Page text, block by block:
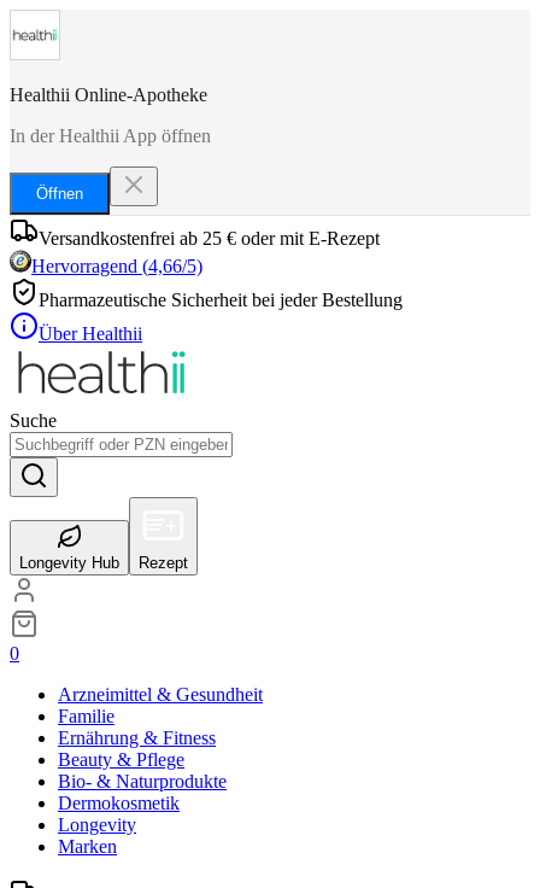
Healthii Online-Apotheke
In der Healthii App öffnen
Öffnen
Versandkostenfrei ab 25 € oder mit E-Rezept
Hervorragend (4,66/5)
Pharmazeutische Sicherheit bei jeder Bestellung
Über Healthii
Suche
Longevity Hub Rezept
0
Arzneimittel & Gesundheit
Familie
Ernährung & Fitness
Beauty & Pflege
Bio- & Naturprodukte
Dermokosmetik
Longevity
Marken